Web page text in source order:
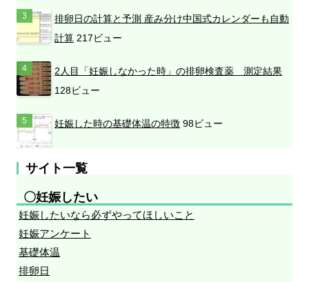
排卵日の計算と予測 産み分け中国式カレンダーも自動
計算 217ビュー
2人目「妊娠しなかった時」の排卵検査薬 測定結果
128ビュー
妊娠した時の基礎体温の特徴 98ビュー
サイト一覧
〇妊娠したい
妊娠したいなら必ずやってほしいこと
妊娠アンケート
基礎体温
排卵日